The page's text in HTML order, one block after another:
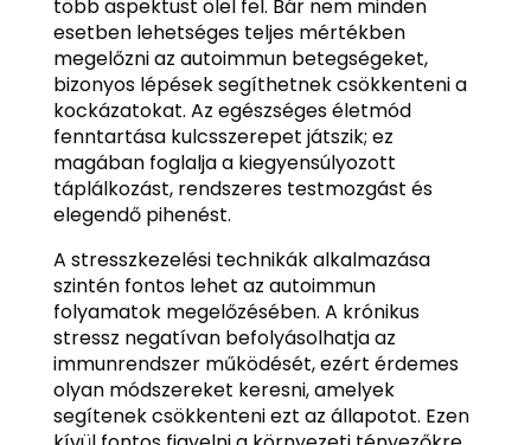
több aspektust ölel fel. Bár nem minden
esetben lehetséges teljes mértékben
megelőzni az autoimmun betegségeket,
bizonyos lépések segíthetnek csökkenteni a
kockázatokat. Az egészséges életmód
fenntartása kulcsszerepet játszik; ez
magában foglalja a kiegyensúlyozott
táplálkozást, rendszeres testmozgást és
elegendő pihenést.
A stresszkezelési technikák alkalmazása
szintén fontos lehet az autoimmun
folyamatok megelőzésében. A krónikus
stressz negatívan befolyásolhatja az
immunrendszer működését, ezért érdemes
olyan módszereket keresni, amelyek
segítenek csökkenteni ezt az állapotot. Ezen